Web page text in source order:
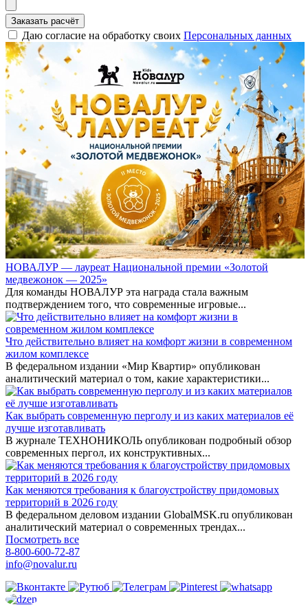
Заказать расчёт
Даю согласие на обработку своих Персональных данных
НОВАЛУР — лауреат Национальной премии «Золотой
медвежонок — 2025»
Для команды НОВАЛУР эта награда стала важным
подтверждением того, что современные игровые...
Что действительно влияет на комфорт жизни в современном
жилом комплексе
В федеральном издании «Мир Квартир» опубликован
аналитический материал о том, какие характеристики...
Как выбрать современную перголу и из каких материалов её
лучше изготавливать
В журнале ТЕХНОНИКОЛЬ опубликован подробный обзор
современных пергол, их конструктивных...
Как меняются требования к благоустройству придомовых
территорий в 2026 году
В федеральном деловом издании GlobalMSK.ru опубликован
аналитический материал о современных трендах...
Посмотреть все
8-800-600-72-87
info@novalur.ru